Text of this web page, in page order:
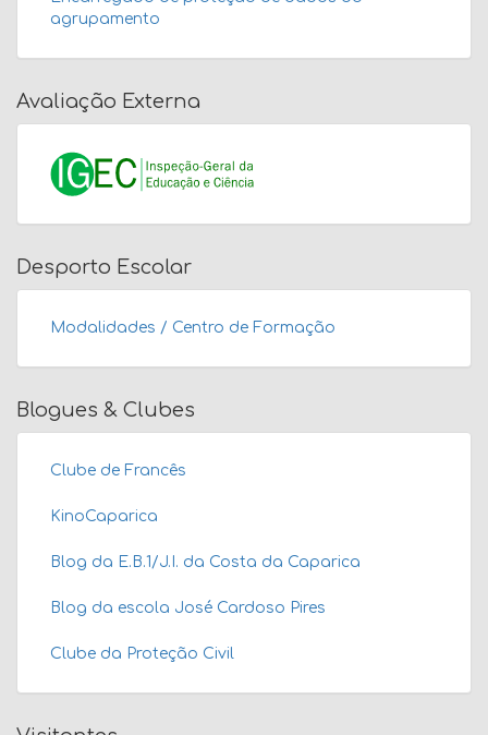
agrupamento
Avaliação Externa
Desporto Escolar
Modalidades / Centro de Formação
Blogues & Clubes
Clube de Francês
KinoCaparica
Blog da E.B.1/J.I. da Costa da Caparica
Blog da escola José Cardoso Pires
Clube da Proteção Civil